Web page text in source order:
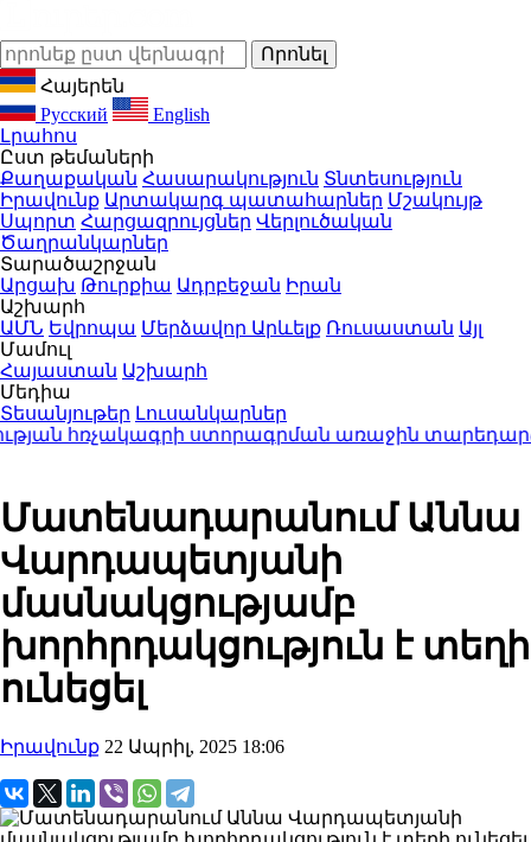
Հայերեն
Русский
English
Լրահոս
Ըստ թեմաների
Քաղաքական Հասարակություն Տնտեսություն
Իրավունք Արտակարգ պատահարներ Մշակույթ
Սպորտ Հարցազրույցներ Վերլուծական
Ծաղրանկարներ
Տարածաշրջան
Արցախ Թուրքիա Ադրբեջան Իրան
Աշխարհ
ԱՄՆ Եվրոպա Մերձավոր Արևելք Ռուսաստան Այլ
Մամուլ
Հայաստան Աշխարհ
Մեդիա
Տեսանյութեր Լուսանկարներ
հռչակագրի ստորագրման առաջին տարեդարձի
Մատենադարանում Աննա
Վարդապետյանի
մասնակցությամբ
խորհրդակցություն է տեղի
ունեցել
Իրավունք 22 Ապրիլ, 2025 18:06